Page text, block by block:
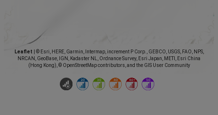
Leaflet
© Esri, HERE, Garmin, Intermap, increment P Corp., GEBCO, USGS, FAO, NPS,
NRCAN, GeoBase, IGN, Kadaster NL, Ordnance Survey, Esri Japan, METI, Esri China
(Hong Kong), © OpenStreetMap contributors, and the GIS User Community